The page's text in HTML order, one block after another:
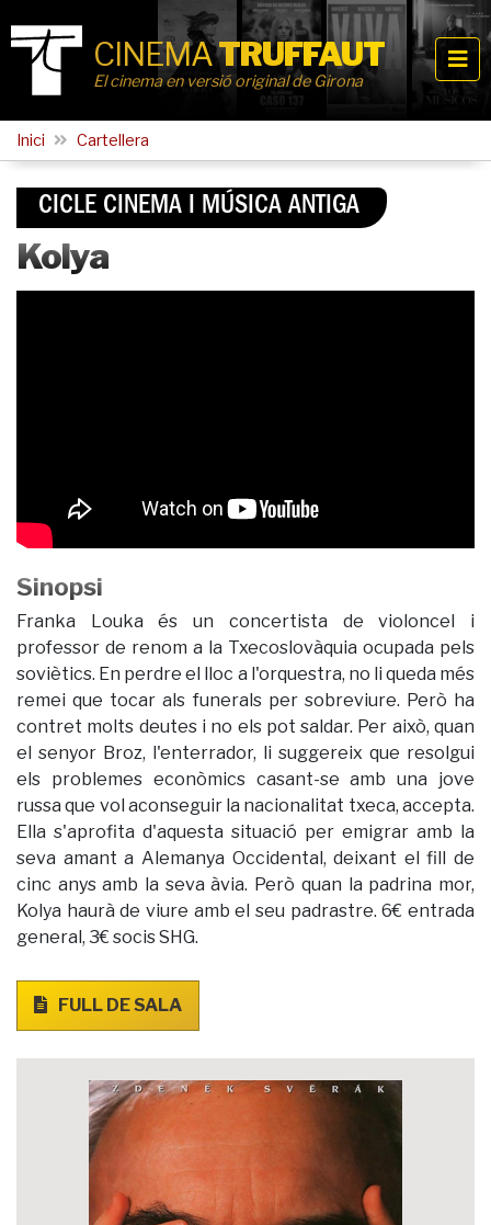
CINEMATRUFFAUT
El cinema en versió original de Girona
Inici Cartellera
CICLE CINEMA I MÚSICA ANTIGA
Kolya
Sinopsi
Franka Louka és un concertista de violoncel i
professor de renom a la Txecoslovàquia ocupada pels
soviètics. En perdre el lloc a l'orquestra, no li queda més
remei que tocar als funerals per sobreviure. Però ha
contret molts deutes i no els pot saldar. Per això, quan
el senyor Broz, l'enterrador, li suggereix que resolgui
els problemes econòmics casant-se amb una jove
russa que vol aconseguir la nacionalitat txeca, accepta.
Ella s'aprofita d'aquesta situació per emigrar amb la
seva amant a Alemanya Occidental, deixant el fill de
cinc anys amb la seva àvia. Però quan la padrina mor,
Kolya haurà de viure amb el seu padrastre. 6€ entrada
general, 3€ socis SHG.
FULL DE SALA